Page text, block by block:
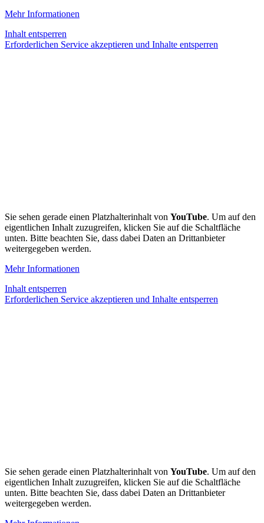
Mehr Informationen
Inhalt entsperren
Erforderlichen Service akzeptieren und Inhalte entsperren
Sie sehen gerade einen Platzhalterinhalt von YouTube. Um auf den
eigentlichen Inhalt zuzugreifen, klicken Sie auf die Schaltfläche
unten. Bitte beachten Sie, dass dabei Daten an Drittanbieter
weitergegeben werden.
Mehr Informationen
Inhalt entsperren
Erforderlichen Service akzeptieren und Inhalte entsperren
Sie sehen gerade einen Platzhalterinhalt von YouTube. Um auf den
eigentlichen Inhalt zuzugreifen, klicken Sie auf die Schaltfläche
unten. Bitte beachten Sie, dass dabei Daten an Drittanbieter
weitergegeben werden.